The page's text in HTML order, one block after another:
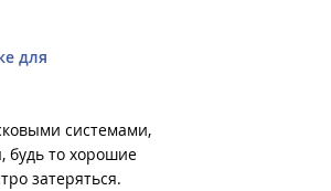
для
системами,
будь то хорошие
затеряться.